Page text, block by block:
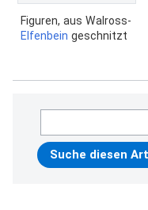
Figuren, aus Walross-
Elfenbein geschnitzt